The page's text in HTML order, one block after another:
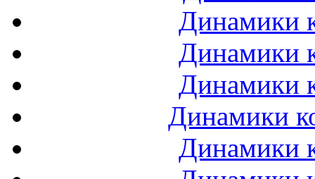
Динамики
Динамики
Динамики
Динамики
Динамики